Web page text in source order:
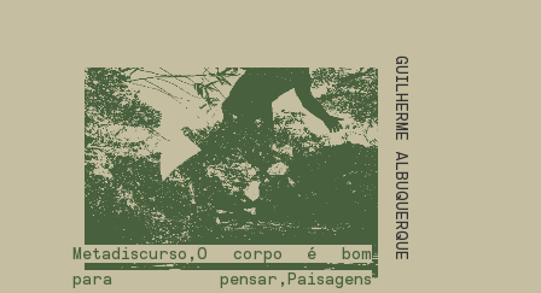
GUILHERME ALBUQUERQUE
Metadiscurso,O corpo é bom
para pensar,Paisagens